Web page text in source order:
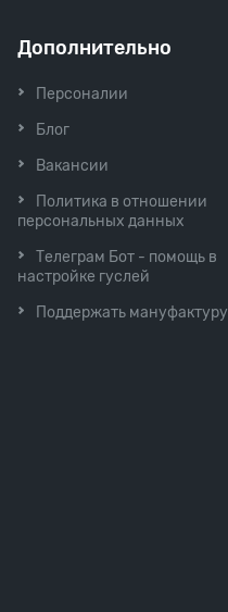
Дополнительно
Персоналии
Блог
Вакансии
Политика в отношении
персональных данных
Телеграм Бот - помощь в
настройке гуслей
Поддержать мануфактуру